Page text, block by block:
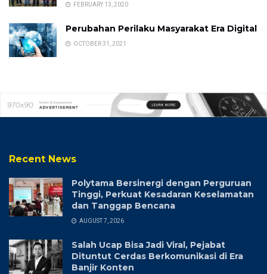
FEBRUARY 13, 2020
Perubahan Perilaku Masyarakat Era Digital
OCTOBER 31, 2021
Recent News
Polytama Bersinergi dengan Perguruan
Tinggi, Perkuat Kesadaran Keselamatan
dan Tanggap Bencana
AUGUST 7, 2026
Salah Ucap Bisa Jadi Viral, Pejabat
Dituntut Cerdas Berkomunikasi di Era
Banjir Konten